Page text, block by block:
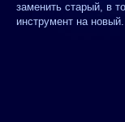
заменить старый, в
инструмент на новый.